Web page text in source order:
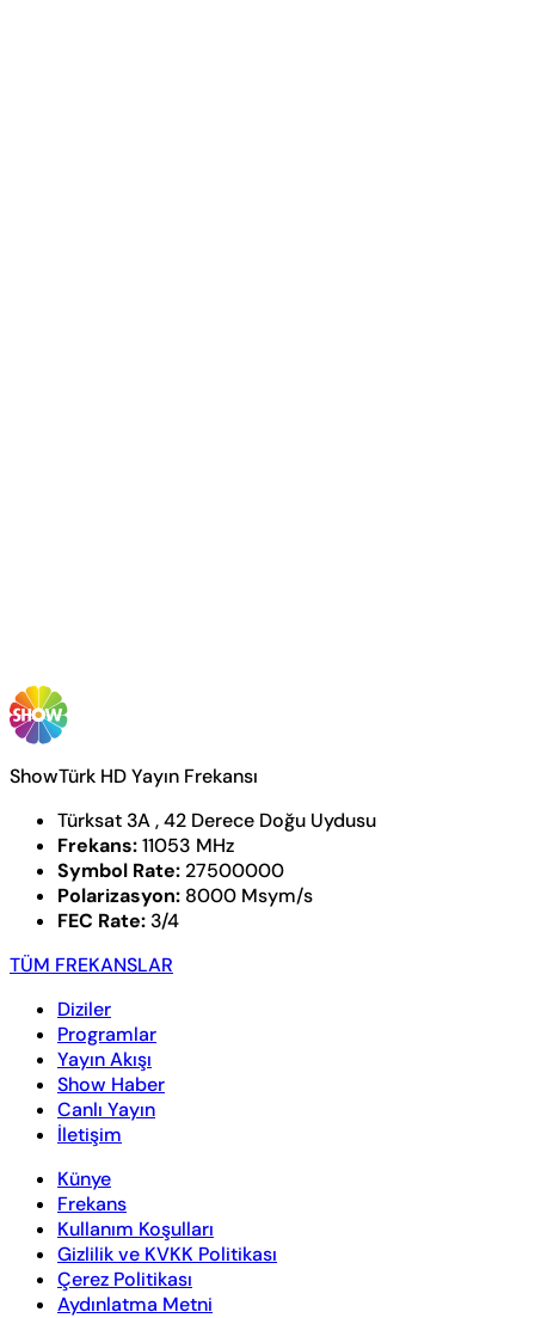
ShowTürk HD Yayın Frekansı
Türksat 3A , 42 Derece Doğu Uydusu
Frekans:11053 MHz
Symbol Rate: 27500000
Polarizasyon: 8000 Msym/s
FEC Rate: 3/4
TÜM FREKANSLAR
Diziler
Programlar
Yayın Akışı
Show Haber
Canlı Yayın
İletişim
Künye
Frekans
Kullanım Koşulları
Gizlilik ve KVKK Politikası
Çerez Politikası
Aydınlatma Metni